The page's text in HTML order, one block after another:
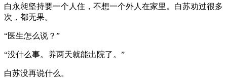
白永昶坚持要一个人住，不想一个外人在家里。白苏劝过很多
次，都无果。
“医生怎么说？”
“没什么事。养两天就能出院了。”
白苏没再说什么。